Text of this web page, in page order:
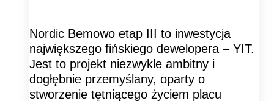
Nordic Bemowo etap III to inwestycja
największego fińskiego dewelopera – YIT.
Jest to projekt niezwykle ambitny i
dogłębnie przemyślany, oparty o
stworzenie tętniącego życiem placu